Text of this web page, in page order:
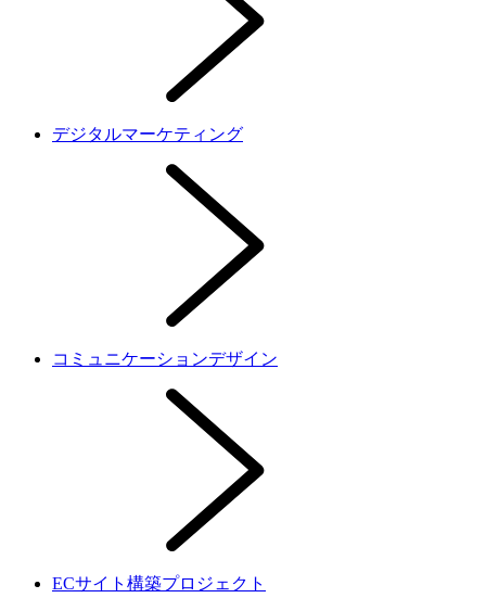
デジタルマーケティング
コミュニケーションデザイン
ECサイト構築プロジェクト